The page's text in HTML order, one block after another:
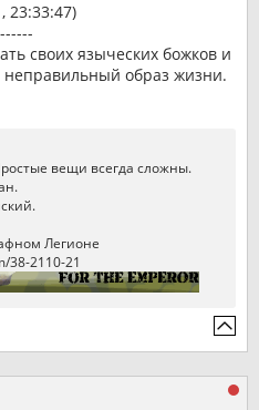
23:33:47)
своих языческих божков и
неправильный образ жизни.
вещи всегда сложны.
Легионе
38-2110-21